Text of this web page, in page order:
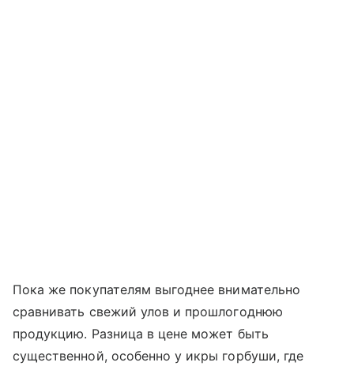
Пока же покупателям выгоднее внимательно
сравнивать свежий улов и прошлогоднюю
продукцию. Разница в цене может быть
существенной, особенно у икры горбуши, где